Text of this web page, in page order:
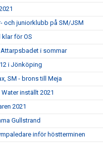
och juniorklubb på SM/JSM
klar för OS
i sommar
i Jönköping
SM - brons till Meja
inställt 2021
2021
Gullstrand
inför höstterminen